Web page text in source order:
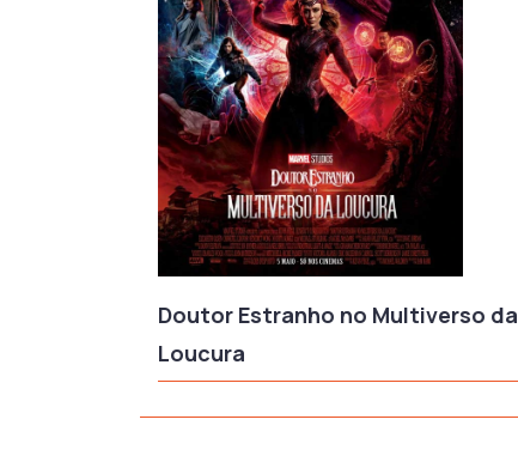
Doutor Estranho no Multiverso da
Loucura